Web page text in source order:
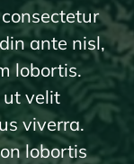
ante nisl,
lobortis.
ut velit
viverra.
lobortis